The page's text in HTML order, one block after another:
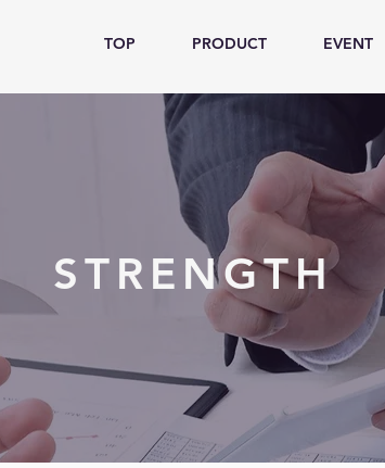
TOP PRODUCT EVENT
STRENGTH